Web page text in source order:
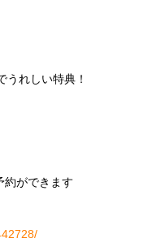
うれしい特典！
約ができます